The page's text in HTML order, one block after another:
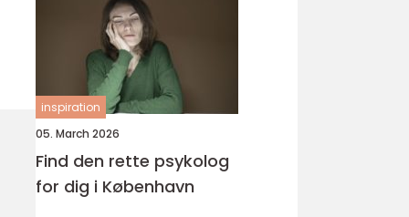
inspiration
05. March 2026
Find den rette psykolog
for dig i København